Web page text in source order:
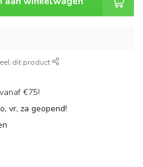
dit product
€75!
vr, za geopend!